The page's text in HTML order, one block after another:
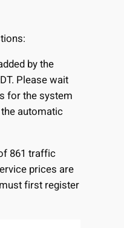
by the
Please wait
for the system
automatic
861 traffic
prices are
first register